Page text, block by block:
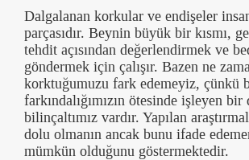
Dalgalanan korkular ve endişeler
parçasıdır. Beynin büyük bir kısmı,
tehdit açısından değerlendirmek ve
göndermek için çalışır. Bazen ne
korktuğumuzu fark edemeyiz, çünkü
farkındalığımızın ötesinde işleyen bir
bilinçaltımız vardır. Yapılan
dolu olmanın ancak bunu ifade
mümkün olduğunu göstermektedir.